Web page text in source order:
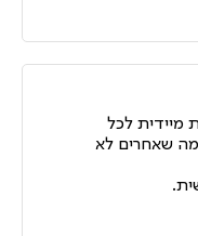
מיידית לכל
שאחרים לא